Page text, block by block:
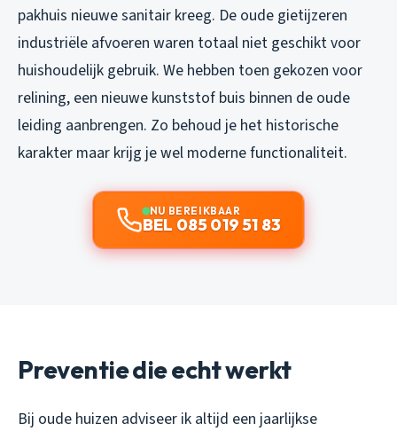
pakhuis nieuwe sanitair kreeg. De oude gietijzeren
industriële afvoeren waren totaal niet geschikt voor
huishoudelijk gebruik. We hebben toen gekozen voor
relining, een nieuwe kunststof buis binnen de oude
leiding aanbrengen. Zo behoud je het historische
karakter maar krijg je wel moderne functionaliteit.
NU BEREIKBAAR
BEL 085 019 51 83
Preventie die echt werkt
Bij oude huizen adviseer ik altijd een jaarlijkse